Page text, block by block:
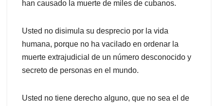
han causado la muerte de miles de cubanos.
Usted no disimula su desprecio por la vida
humana, porque no ha vacilado en ordenar la
muerte extrajudicial de un número desconocido y
secreto de personas en el mundo.
Usted no tiene derecho alguno, que no sea el de